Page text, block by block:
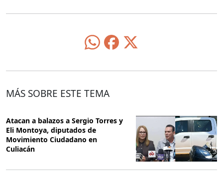
MÁS SOBRE ESTE TEMA
Atacan a balazos a Sergio Torres y
Eli Montoya, diputados de
Movimiento Ciudadano en
Culiacán